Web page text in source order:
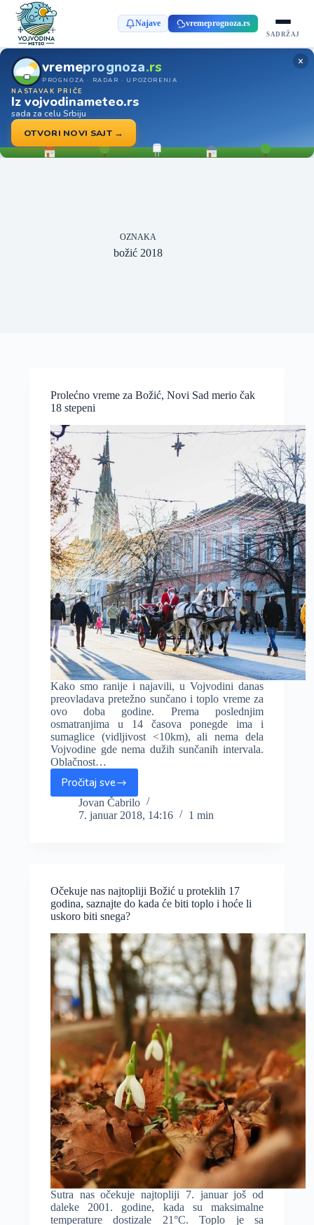
Najave vremeprognoza.rs
SADRŽAJ
vremeprognoza.rs
PROGNOZA · RADAR · UPOZORENJA
NASTAVAK PRIČE
Iz vojvodinameteo.rs
sada za celu Srbiju
OTVORI NOVI SAJT →
×
OZNAKA
božić 2018
Prolećno vreme za Božić, Novi Sad merio čak
18 stepeni
Kako smo ranije i najavili, u Vojvodini danas
preovladava pretežno sunčano i toplo vreme za
ovo doba godine. Prema poslednjim
osmatranjima u 14 časova ponegde ima i
sumaglice (vidljivost <10km), ali nema dela
Vojvodine gde nema dužih sunčanih intervala.
Oblačnost…
Pročitaj sve
Prolećno
vreme
za
čak
18
stepeni
Jovan Čabrilo
7. januar 2018, 14:16
1 min
Očekuje nas najtopliji Božić u proteklih 17
godina, saznajte do kada će biti toplo i hoće li
uskoro biti snega?
Sutra nas očekuje najtopliji 7. januar još od
daleke 2001. godine, kada su maksimalne
temperature dostizale 21°C. Toplo je sa